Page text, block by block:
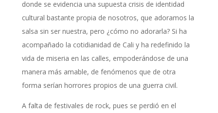
donde se evidencia una supuesta crisis de identidad
cultural bastante propia de nosotros, que adoramos la
salsa sin ser nuestra, pero ¿cómo no adorarla? Si ha
acompañado la cotidianidad de Cali y ha redefinido la
vida de miseria en las calles, empoderándose de una
manera más amable, de fenómenos que de otra
forma serían horrores propios de una guerra civil.
A falta de festivales de rock, pues se perdió en el